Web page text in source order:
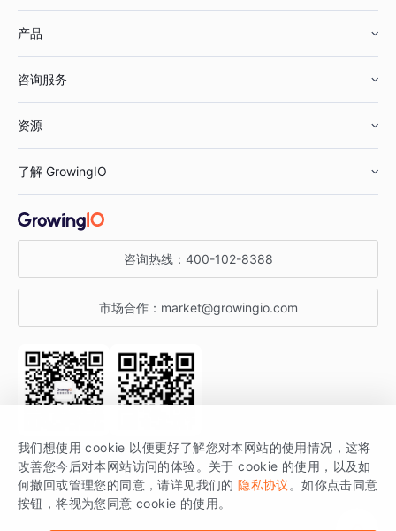
鞋服行业
汽车行业
金融行业
产品
智能运营
获客分析
咨询服务
资源
增长公开课
增长博客
开发者文档
SDK 文档
场景指南
了解 GrowingIO
关于 GrowingIO
增长大会
行业活动
咨询热线： 400-102-8388
市场合作： market@growingio.com
关注公众号 获取更多干货
GrowingIO 是专注于数据智能分析与增长的品牌，核心平台为 GrowingIO
分析云。
我们想使用 cookie 以便更好了解您对本网站的使用情况，这将
改善您今后对本网站访问的体验。关于 cookie 的使用，以及如
何撤回或管理您的同意，请详见我们的 隐私协议 。如你点击同意
按钮，将视为您同意 cookie 的使用。